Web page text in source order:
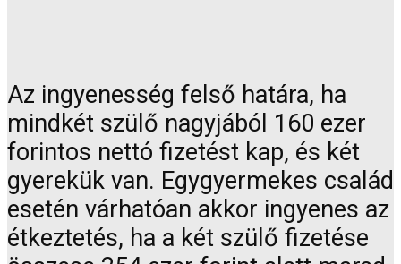
Az ingyenesség felső határa, ha
mindkét szülő nagyjából 160 ezer
forintos nettó fizetést kap, és két
gyerekük van. Egygyermekes család
esetén várhatóan akkor ingyenes az
étkeztetés, ha a két szülő fizetése